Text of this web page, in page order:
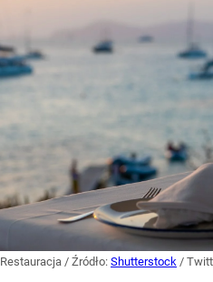
Restauracja / Źródło: Shutterstock /